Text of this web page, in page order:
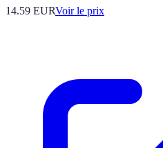
14.59 EURVoir le prix